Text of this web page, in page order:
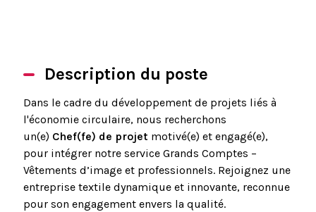
Description du poste
Dans le cadre du développement de projets liés à
l'économie circulaire, nous recherchons
un(e) Chef(fe) de projet motivé(e) et engagé(e),
pour intégrer notre service Grands Comptes –
Vêtements d’image et professionnels. Rejoignez une
entreprise textile dynamique et innovante, reconnue
pour son engagement envers la qualité.